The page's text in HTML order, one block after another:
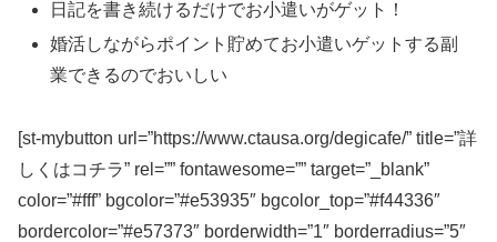
日記を書き続けるだけでお小遣いがゲット！
婚活しながらポイント貯めてお小遣いゲットする副
業できるのでおいしい
[st-mybutton url=”https://www.ctausa.org/degicafe/” title=”詳
しくはコチラ” rel=”” fontawesome=”” target=”_blank”
color=”#fff” bgcolor=”#e53935″ bgcolor_top=”#f44336″
bordercolor=”#e57373″ borderwidth=”1″ borderradius=”5″